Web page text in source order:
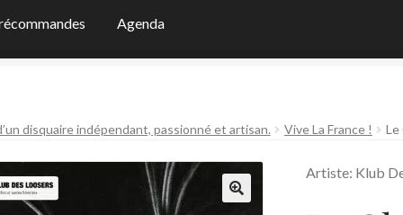
Agenda
disquaire indépendant, passionné et artisan. Vive La France ! Le
Artiste: Klub